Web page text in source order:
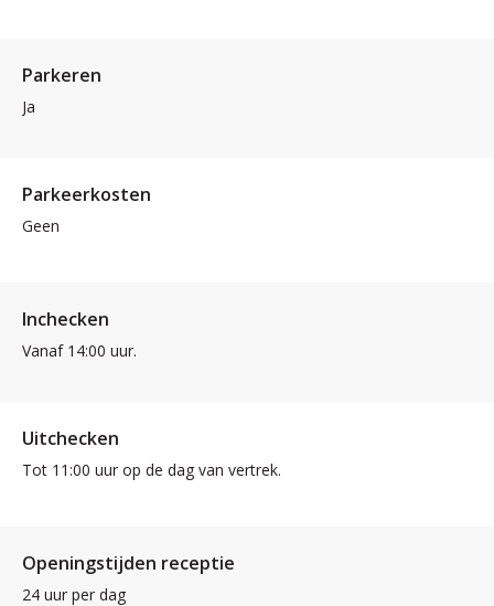
Parkeren
Ja
Parkeerkosten
Geen
Inchecken
Vanaf 14:00 uur.
Uitchecken
Tot 11:00 uur op de dag van vertrek.
Openingstijden receptie
24 uur per dag